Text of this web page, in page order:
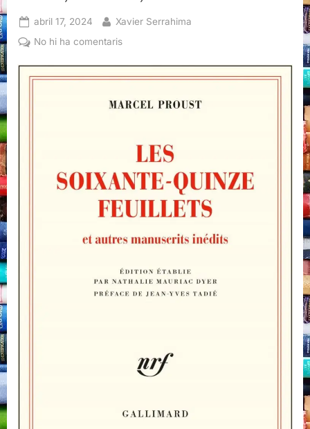
Posted
on
abril 17, 2024 By
Xavier Serrahima
No hi ha comentarisa
feuillets,
Gallimard,